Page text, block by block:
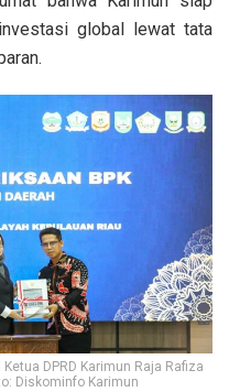
global lewat tata
DPRD Karimun Raja Rafiza
Diskominfo Karimun